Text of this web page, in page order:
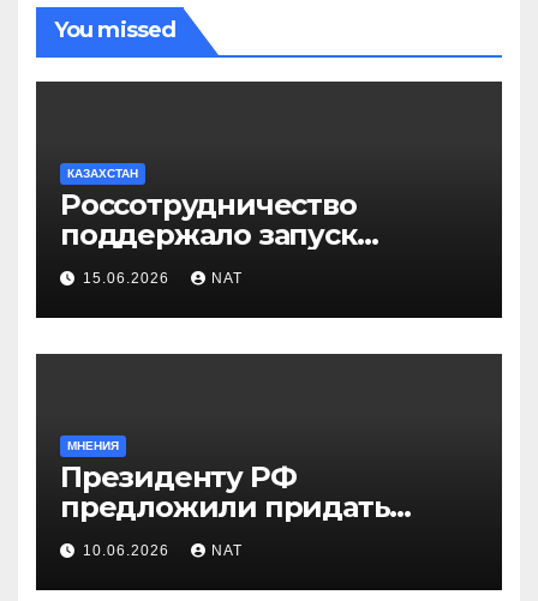
You missed
КАЗАХСТАН
Россотрудничество
поддержало запуск
инклюзивного таксопарка в
Западно-Казахстанской
области
15.06.2026 NAT
МНЕНИЯ
Президенту РФ
предложили придать
празднику Навруз
общенациональный статус
10.06.2026 NAT